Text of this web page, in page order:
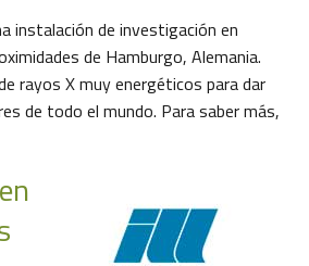
instalación de investigación en
de Hamburgo, Alemania.
rayos X muy energéticos para dar
de todo el mundo. Para saber más,